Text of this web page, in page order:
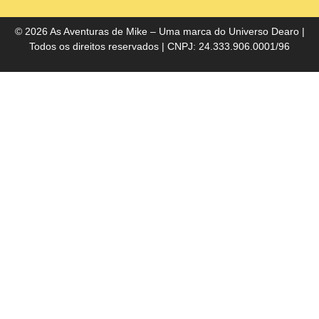
© 2026 As Aventuras de Mike – Uma marca do Universo Dearo|
Todos os direitos reservados | CNPJ: 24.333.906.0001/96